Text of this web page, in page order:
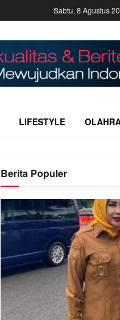
Sabtu, 8 Agustus
LIFESTYLE
Berita Populer